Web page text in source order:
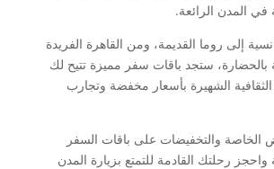
في المدن الرائعة.
إلى روما القديمة، ومن القاهرة الفريدة
بالحضارة، ستجد باقات سفر مميزة تتيح لك
الشهيرة بأسعار مخفضة وتجارب
الخاصة والتخفيضات على باقات السفر
واحجز رحلتك القادمة للتمتع بزيارة المدن